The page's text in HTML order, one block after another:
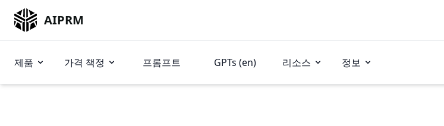
AIPRM
제품 가격 책정 프롬프트 GPTs (en) 리소스 정보